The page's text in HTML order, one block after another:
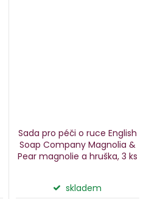
Sada pro péči o ruce English
Soap Company Magnolia &
Pear magnolie a hruška, 3 ks
skladem